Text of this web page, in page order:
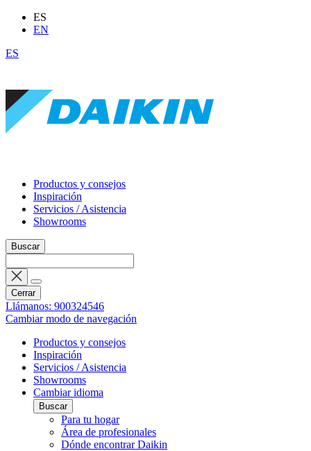
ES
EN
ES
Productos y consejos
Inspiración
Servicios / Asistencia
Showrooms
Buscar
Cerrar
Llámanos: 900324546
Cambiar modo de navegación
Productos y consejos
Inspiración
Servicios / Asistencia
Showrooms
Cambiar idioma
Buscar
Para tu hogar
Área de profesionales
Dónde encontrar Daikin